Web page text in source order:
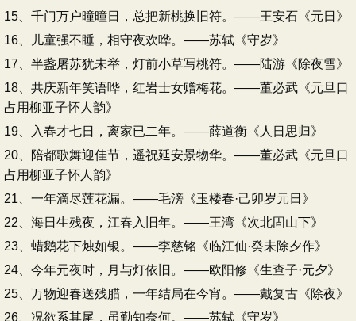
15、千门万户曈曈日，总把新桃换旧符。——王安石《元日》
16、儿童强不睡，相守夜欢哗。——苏轼《守岁》
17、半盏屠苏犹未举，灯前小草写桃符。——陆游《除夜雪》
18、共庆新年笑语哗，红岩士女赠梅花。——董必武《元旦口
占用柳亚子怀人韵》
19、入春才七日，离家已二年。——薛道衡《人日思归》
20、陪都歌舞迎佳节，遥祝延安景物华。——董必武《元旦口
占用柳亚子怀人韵》
21、一年滴尽莲花漏。——毛滂《玉楼春·己卯岁元日》
22、海日生残夜，江春入旧年。——王湾《次北固山下》
23、蜡鹅花下烛如银。——李慈铭《临江仙·癸未除夕作》
24、今年元夜时，月与灯依旧。——欧阳修《生查子·元夕》
25、万物迎春送残腊，一年结局在今宵。——戴复古《除夜》
26、况欲系其尾，虽勤知奈何。——苏轼《守岁》